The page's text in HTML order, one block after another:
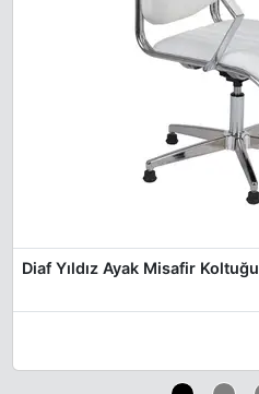
Diaf Yıldız Ayak Misafir Koltuğu